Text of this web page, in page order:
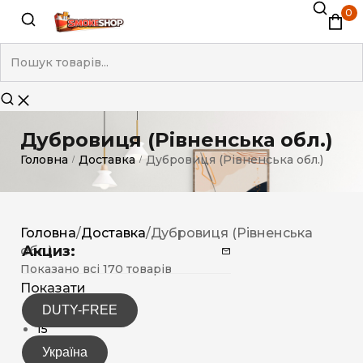
0
Дубровиця (Рівненська обл.)
Головна / Доставка / Дубровиця (Рівненська обл.)
Акциз:
DUTY-FREE
Україна
Головна/Доставка/Дубровиця (Рівненська
обл.)
Показано всі 170 товарів
Показати
12
15
30